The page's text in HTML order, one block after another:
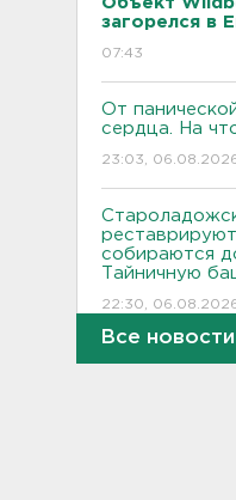
загорелся в
07:43
От
сердца. На
23:03,
собираются
Тайничную
22:30,
Все новости